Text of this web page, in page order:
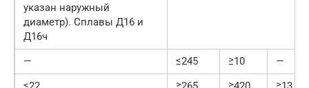
указан наружный
диаметр). Сплавы Д16 и
Д16ч
—
≤245 ≥10
—